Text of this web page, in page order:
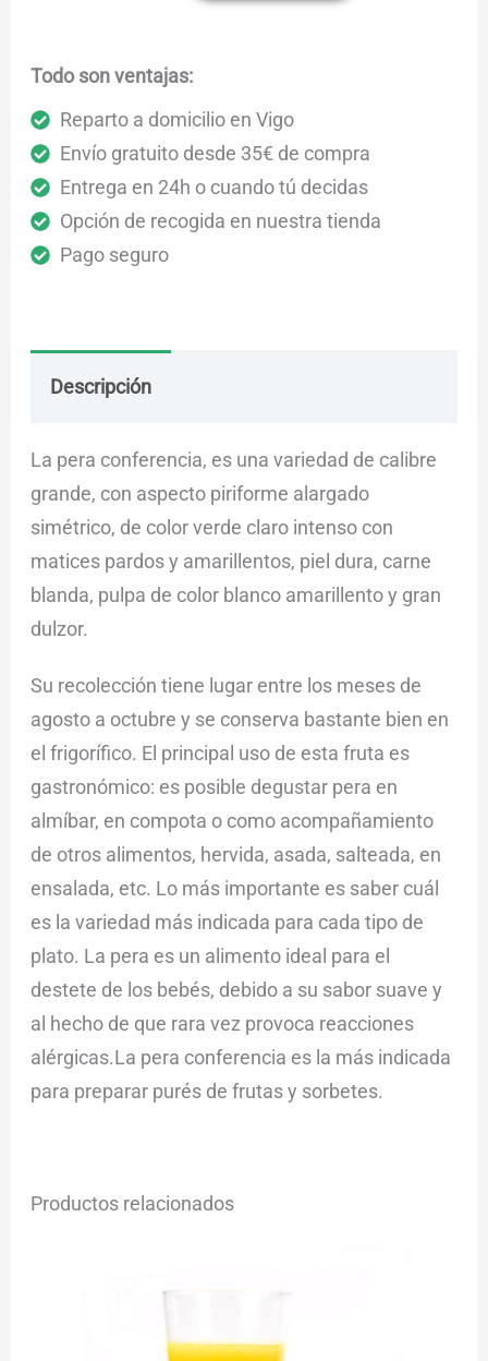
"El
pieza)
cantidad
Todo son ventajas:
Reparto a domicilio en Vigo
Envío gratuito desde 35€ de compra
Entrega en 24h o cuando tú decidas
Opción de recogida en nuestra tienda
Pago seguro
Descripción
La pera conferencia, es una variedad de calibre
grande, con aspecto piriforme alargado
simétrico, de color verde claro intenso con
matices pardos y amarillentos, piel dura, carne
blanda, pulpa de color blanco amarillento y gran
dulzor.
Su recolección tiene lugar entre los meses de
agosto a octubre y se conserva bastante bien en
el frigorífico. El principal uso de esta fruta es
gastronómico: es posible degustar pera en
almíbar, en compota o como acompañamiento
de otros alimentos, hervida, asada, salteada, en
ensalada, etc. Lo más importante es saber cuál
es la variedad más indicada para cada tipo de
plato. La pera es un alimento ideal para el
destete de los bebés, debido a su sabor suave y
al hecho de que rara vez provoca reacciones
alérgicas.La pera conferencia es la más indicada
para preparar purés de frutas y sorbetes.
Productos relacionados